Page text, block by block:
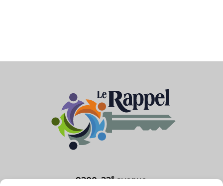
9200, 22eavenue